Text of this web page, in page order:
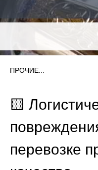
ПРОЧИЕ...
🟨
перевозке